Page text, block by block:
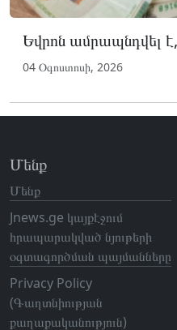
Եվրոն ամրապնդվել է,
04 Օգոստոսի, 2026
Մենք
Մենք
Jnews.ge կայքէջում
հրապարակված նյութերի
օգտագործման պայմանները
Privacy Policy
(Գաղտնիության
քաղաքականություն)